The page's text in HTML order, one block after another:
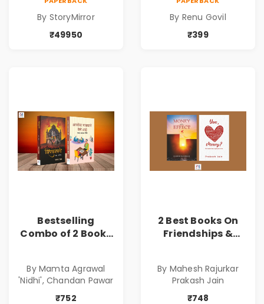
By StoryMirror
₹49950
By Renu Govil
₹399
Bestselling
Combo of 2 Books
( सर्वोत्कृष्ट कादंबरी
आणि प्रभावशाली
कथांचा संच )
By Mamta Agrawal
'Nidhi', Chandan Pawar
₹752
2 Best Books On
Friendships &
of Power, Love &
Greed | Simplest
Way to Grow Your
By Mahesh Rajurkar
Prakash Jain
₹748